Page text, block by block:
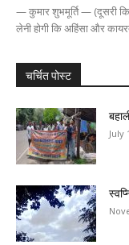
— कुमार शुभमूर्ति — (दूसरी
लेनी होगी कि अहिंसा और
चर्चित पोस्ट
July